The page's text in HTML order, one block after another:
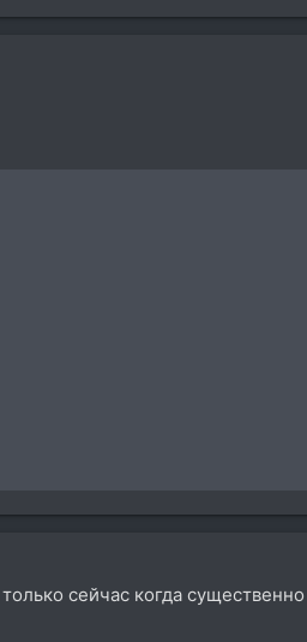
сейчас когда